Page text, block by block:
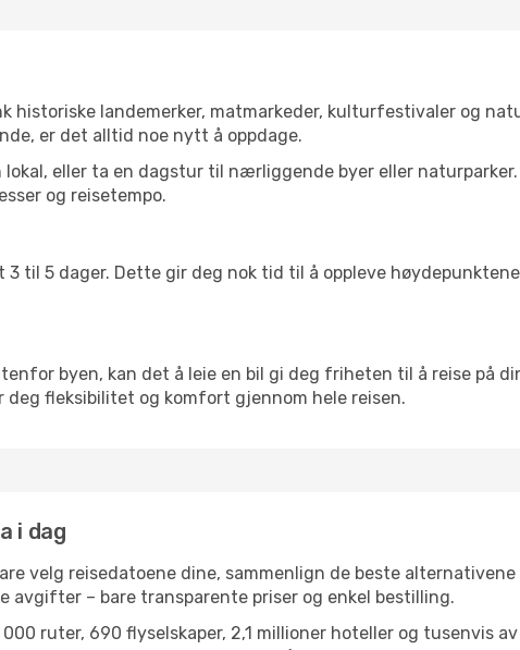
historiske landemerker, matmarkeder, kulturfestivaler og
er det alltid noe nytt å oppdage.
lokal, eller ta en dagstur til nærliggende byer eller
og reisetempo.
til 5 dager. Dette gir deg nok tid til å oppleve
byen, kan det å leie en bil gi deg friheten til å reise på
deg fleksibilitet og komfort gjennom hele reisen.
i dag
velg reisedatoene dine, sammenlign de beste
avgifter – bare transparente priser og enkel bestilling.
ruter, 690 flyselskaper, 2,1 millioner hoteller og tusenvis